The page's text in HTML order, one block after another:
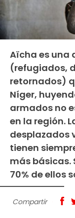
Aïcha es una
(refugiados,
retornados)
Níger,
armados no
en la región.
desplazados
tienen
más básicas.
70% de ellos
Compartir